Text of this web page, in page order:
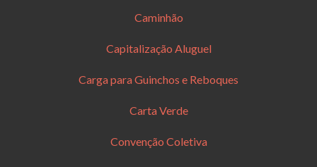
Caminhão
Capitalização Aluguel
Carga para Guinchos e Reboques
Carta Verde
Convenção Coletiva